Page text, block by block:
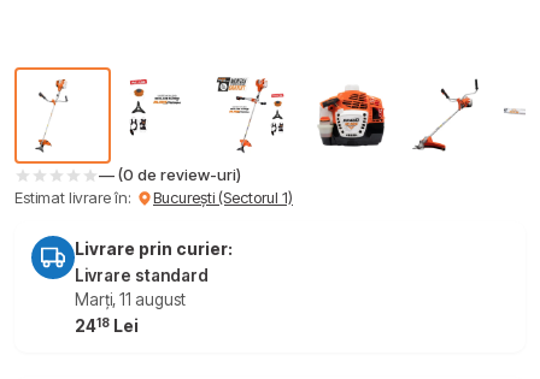
— (0 de review-uri)
Estimat livrare în:
București (Sectorul 1)
Livrare prin curier:
Livrare standard
Marți, 11 august
2418 Lei